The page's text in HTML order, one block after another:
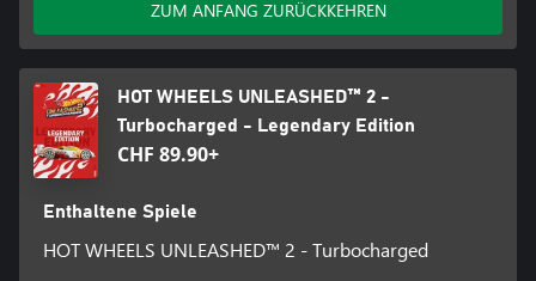
Alle Inhalte des Season Pass Vol. 1 werden im Februar 2024
veröffentlicht.
ZUM ANFANG ZURÜCKKEHREN
HOT WHEELS UNLEASHED™ 2 -
Turbocharged - Legendary Edition
CHF 89.90+
Enthaltene Spiele
HOT WHEELS UNLEASHED™ 2 - Turbocharged